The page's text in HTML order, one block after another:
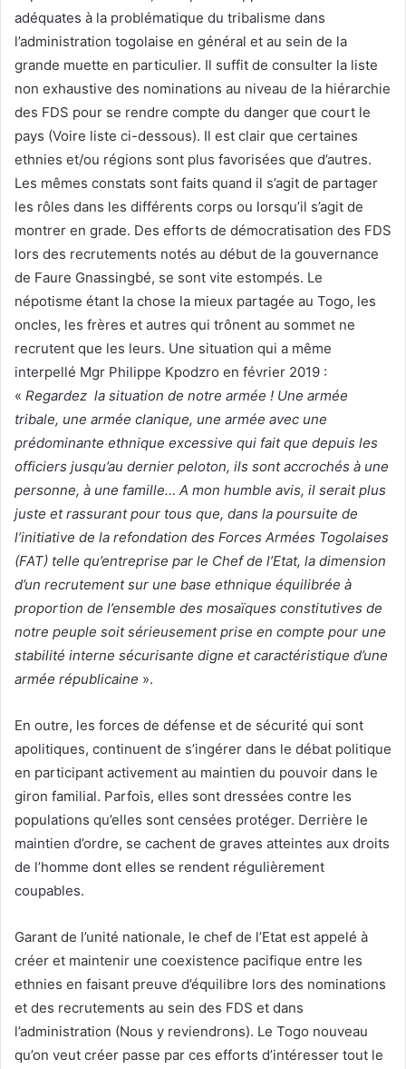
adéquates à la problématique du tribalisme dans
l’administration togolaise en général et au sein de la
grande muette en particulier. Il suffit de consulter la liste
non exhaustive des nominations au niveau de la hiérarchie
des FDS pour se rendre compte du danger que court le
pays (Voire liste ci-dessous). Il est clair que certaines
ethnies et/ou régions sont plus favorisées que d’autres.
Les mêmes constats sont faits quand il s’agit de partager
les rôles dans les différents corps ou lorsqu’il s’agit de
montrer en grade. Des efforts de démocratisation des FDS
lors des recrutements notés au début de la gouvernance
de Faure Gnassingbé, se sont vite estompés. Le
népotisme étant la chose la mieux partagée au Togo, les
oncles, les frères et autres qui trônent au sommet ne
recrutent que les leurs. Une situation qui a même
interpellé Mgr Philippe Kpodzro en février 2019 :
« Regardez la situation de notre armée ! Une armée
tribale, une armée clanique, une armée avec une
prédominante ethnique excessive qui fait que depuis les
officiers jusqu’au dernier peloton, ils sont accrochés à une
personne, à une famille… A mon humble avis, il serait plus
juste et rassurant pour tous que, dans la poursuite de
l’initiative de la refondation des Forces Armées Togolaises
(FAT) telle qu’entreprise par le Chef de l’Etat, la dimension
d’un recrutement sur une base ethnique équilibrée à
proportion de l’ensemble des mosaïques constitutives de
notre peuple soit sérieusement prise en compte pour une
stabilité interne sécurisante digne et caractéristique d’une
armée républicaine ».
En outre, les forces de défense et de sécurité qui sont
apolitiques, continuent de s’ingérer dans le débat politique
en participant activement au maintien du pouvoir dans le
giron familial. Parfois, elles sont dressées contre les
populations qu’elles sont censées protéger. Derrière le
maintien d’ordre, se cachent de graves atteintes aux droits
de l’homme dont elles se rendent régulièrement
coupables.
Garant de l’unité nationale, le chef de l’Etat est appelé à
créer et maintenir une coexistence pacifique entre les
ethnies en faisant preuve d’équilibre lors des nominations
et des recrutements au sein des FDS et dans
l’administration (Nous y reviendrons). Le Togo nouveau
qu’on veut créer passe par ces efforts d’intéresser tout le